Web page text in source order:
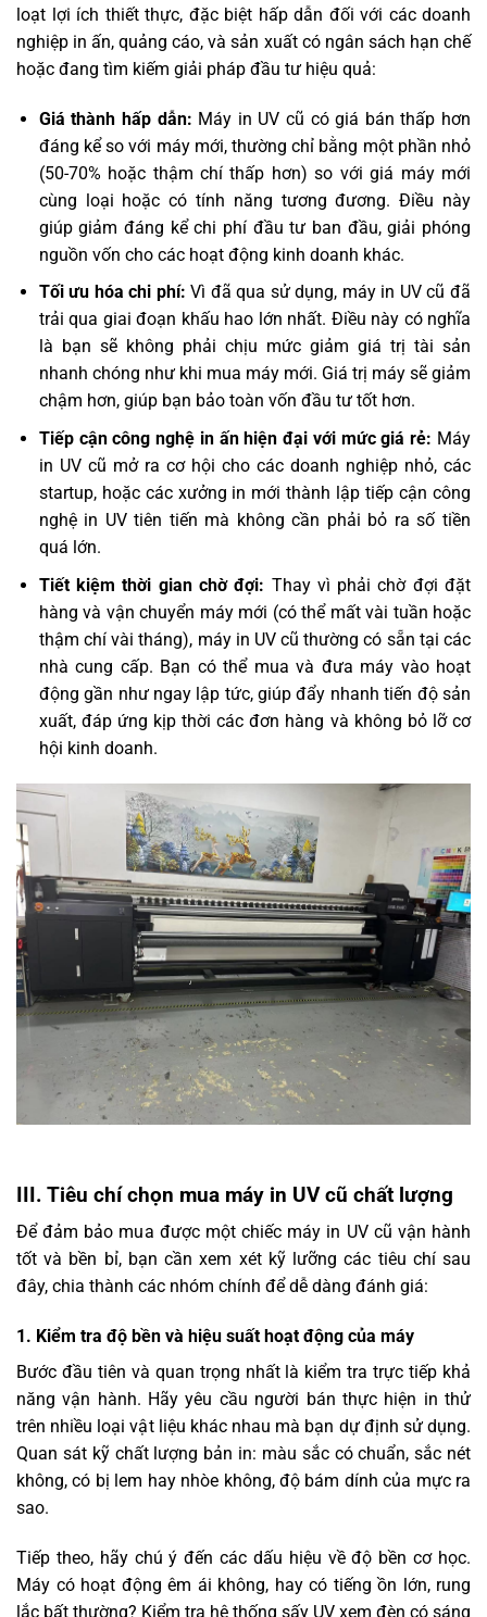
loạt lợi ích thiết thực, đặc biệt hấp dẫn đối với các doanh
nghiệp in ấn, quảng cáo, và sản xuất có ngân sách hạn chế
hoặc đang tìm kiếm giải pháp đầu tư hiệu quả:
Giá thành hấp dẫn: Máy in UV cũ có giá bán thấp hơn
đáng kể so với máy mới, thường chỉ bằng một phần nhỏ
(50-70% hoặc thậm chí thấp hơn) so với giá máy mới
cùng loại hoặc có tính năng tương đương. Điều này
giúp giảm đáng kể chi phí đầu tư ban đầu, giải phóng
nguồn vốn cho các hoạt động kinh doanh khác.
Tối ưu hóa chi phí: Vì đã qua sử dụng, máy in UV cũ đã
trải qua giai đoạn khấu hao lớn nhất. Điều này có nghĩa
là bạn sẽ không phải chịu mức giảm giá trị tài sản
nhanh chóng như khi mua máy mới. Giá trị máy sẽ giảm
chậm hơn, giúp bạn bảo toàn vốn đầu tư tốt hơn.
Tiếp cận công nghệ in ấn hiện đại với mức giá rẻ: Máy
in UV cũ mở ra cơ hội cho các doanh nghiệp nhỏ, các
startup, hoặc các xưởng in mới thành lập tiếp cận công
nghệ in UV tiên tiến mà không cần phải bỏ ra số tiền
quá lớn.
Tiết kiệm thời gian chờ đợi: Thay vì phải chờ đợi đặt
hàng và vận chuyển máy mới (có thể mất vài tuần hoặc
thậm chí vài tháng), máy in UV cũ thường có sẵn tại các
nhà cung cấp. Bạn có thể mua và đưa máy vào hoạt
động gần như ngay lập tức, giúp đẩy nhanh tiến độ sản
xuất, đáp ứng kịp thời các đơn hàng và không bỏ lỡ cơ
hội kinh doanh.
III. Tiêu chí chọn mua máy in UV cũ chất lượng
Để đảm bảo mua được một chiếc máy in UV cũ vận hành
tốt và bền bỉ, bạn cần xem xét kỹ lưỡng các tiêu chí sau
đây, chia thành các nhóm chính để dễ dàng đánh giá:
1. Kiểm tra độ bền và hiệu suất hoạt động của máy
Bước đầu tiên và quan trọng nhất là kiểm tra trực tiếp khả
năng vận hành. Hãy yêu cầu người bán thực hiện in thử
trên nhiều loại vật liệu khác nhau mà bạn dự định sử dụng.
Quan sát kỹ chất lượng bản in: màu sắc có chuẩn, sắc nét
không, có bị lem hay nhòe không, độ bám dính của mực ra
sao.
Tiếp theo, hãy chú ý đến các dấu hiệu về độ bền cơ học.
Máy có hoạt động êm ái không, hay có tiếng ồn lớn, rung
lắc bất thường? Kiểm tra hệ thống sấy UV xem đèn có sáng